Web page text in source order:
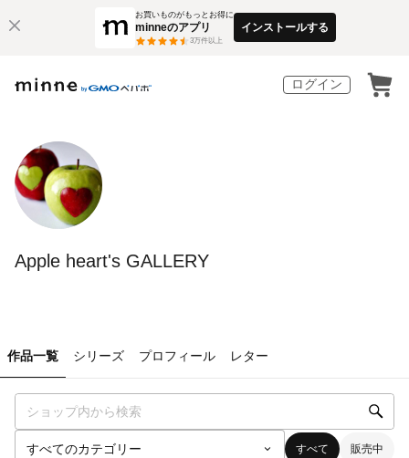
お買いものがもっとお得に
minneのアプリ
3万件以上
インストールする
ログイン
Apple heart's GALLERY
作品一覧 シリーズ プロフィール レター
すべて 販売中